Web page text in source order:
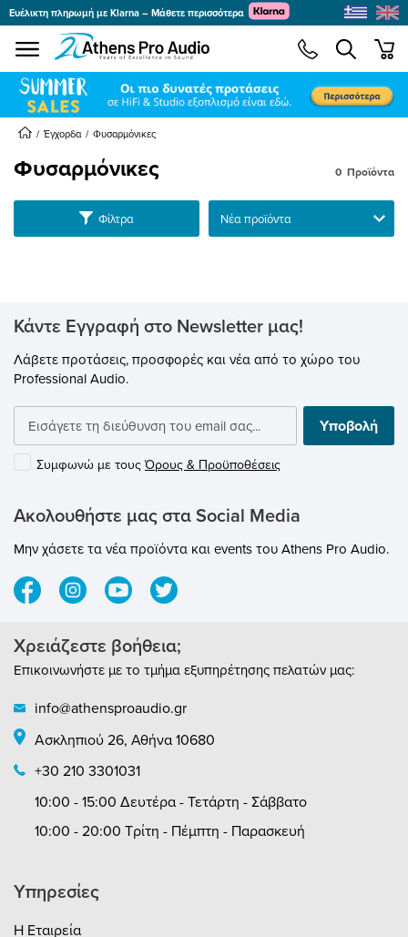
menu
Ευέλικτη πληρωμή με Klarna – Μάθετε περισσότερα
Έγχορδα Φυσαρμόνικες
Φυσαρμόνικες
Φίλτρα Ταξινόμηση
0 Προϊόντα
Κάντε Εγγραφή στο Newsletter μας!
Λάβετε προτάσεις, προσφορές και νέα από το χώρο του
Professional Audio.
Υποβολή
Συμφωνώ με τους Όρους & Προϋποθέσεις
Ακολουθήστε μας στα Social Media
Μην χάσετε τα νέα προϊόντα και events του Athens Pro Audio.
Χρειάζεστε βοήθεια;
Επικοινωνήστε με το τμήμα εξυπηρέτησης πελατών μας:
info@athensproaudio.gr
Ασκληπιού 26, Αθήνα 10680
+30 210 3301031
10:00 - 15:00 Δευτέρα - Τετάρτη - Σάββατο
10:00 - 20:00 Τρίτη - Πέμπτη - Παρασκευή
Υπηρεσίες
Η Εταιρεία